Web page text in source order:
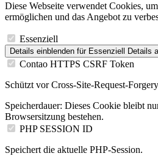
Diese Webseite verwendet Cookies,
ermöglichen und das Angebot zu
Essenziell
Details einblenden für Essenziell Details
Contao HTTPS CSRF Token
Schützt vor Cross-Site-Request-
Speicherdauer: Dieses Cookie bleibt
Browsersitzung bestehen.
PHP SESSION ID
Speichert die aktuelle PHP-Session.